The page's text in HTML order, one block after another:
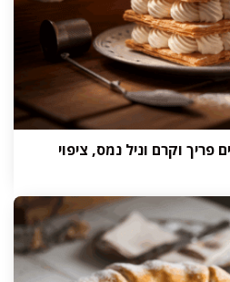
פריך וקרם וניל נמס, ציפוי